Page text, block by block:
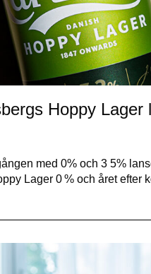
Hoppy Lager
med 0% och 3 5%
Lager 0 % och året efter